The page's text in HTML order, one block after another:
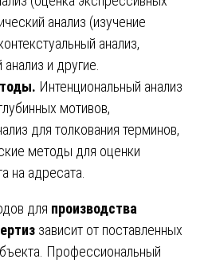
анализ (изучение
анализ,
и другие.
Интенциональный анализ
мотивов,
для толкования терминов,
методы для оценки
на адресата.
для производства
зависит от поставленных
Профессиональный